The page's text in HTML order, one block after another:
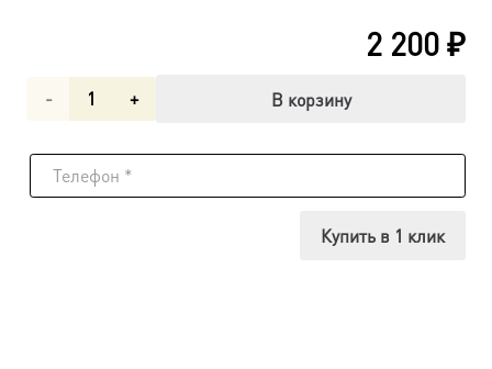
2 200₽
Количество
Иоанн
В корзину
Купить в 1 клик